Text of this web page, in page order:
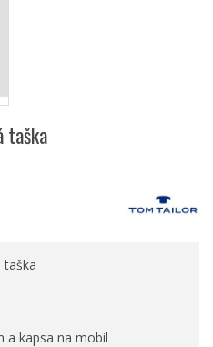
taška
a kapsa na mobil